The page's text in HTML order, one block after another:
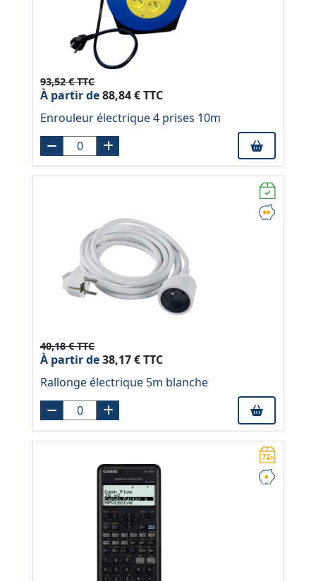
93,52 € TTC
À partir de88,84 € TTC
Enrouleur électrique 4 prises 10m
40,18 € TTC
À partir de38,17 € TTC
Rallonge électrique 5m blanche